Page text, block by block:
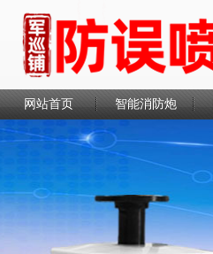
网站首页 智能消防炮
联系我们